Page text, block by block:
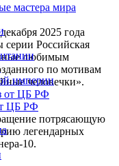
империи
мастера мира
2025 года
Российская
любимым
по мотивам
человечки».
ЦБ РФ
потрясающую
легендарных
10.